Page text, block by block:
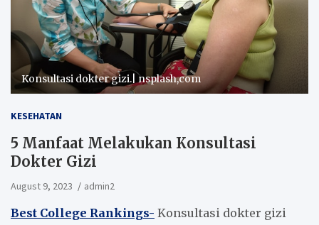
Konsultasi dokter gizi.| nsplash,com
KESEHATAN
5 Manfaat Melakukan Konsultasi
Dokter Gizi
August 9, 2023 admin2
Best College Rankings- Konsultasi dokter gizi